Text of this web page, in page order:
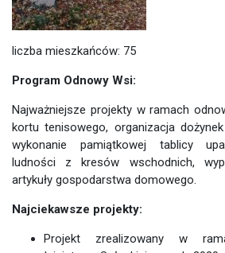
liczba mieszkańców: 75
Program Odnowy Wsi:
Najważniejsze projekty w ramach
kortu tenisowego, organizacja
wykonanie pamiątkowej tablicy
ludności z kresów wschodnich,
artykuły gospodarstwa domowego.
Najciekawsze projekty:
Projekt zrealizowany w